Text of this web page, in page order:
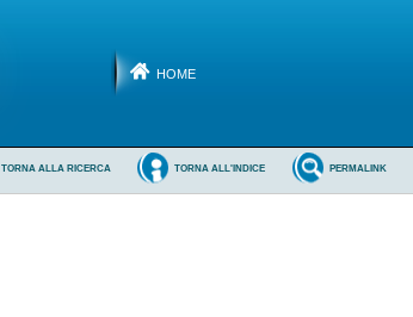
HOME
PERMALINK
TORNA ALL'INDICE
TORNA ALLA RICERCA